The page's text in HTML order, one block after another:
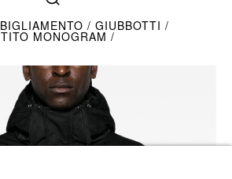
GIUBBOTTI
MONOGRAM